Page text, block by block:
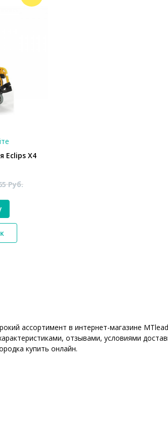
Eclips X4
Руб.
ассортимент в интернет-магазине
отзывами, условиями
купить онлайн.